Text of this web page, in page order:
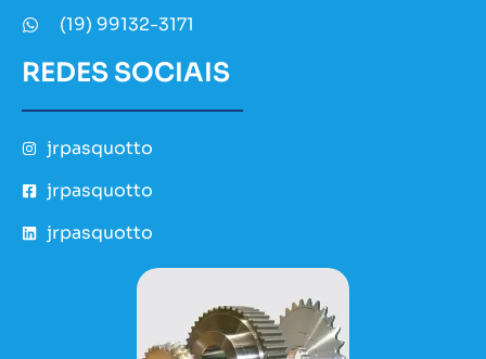
(19) 99132-3171
REDES SOCIAIS
jrpasquotto
jrpasquotto
jrpasquotto